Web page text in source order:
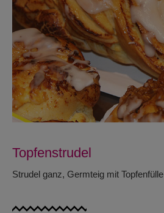
Topfenstrudel
Strudel ganz, Germteig mit Topfenfülle